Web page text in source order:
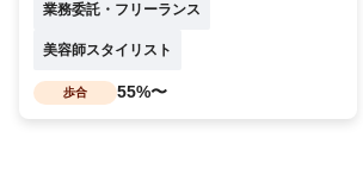
業務委託・フリーランス
美容師スタイリスト
歩合 55%〜